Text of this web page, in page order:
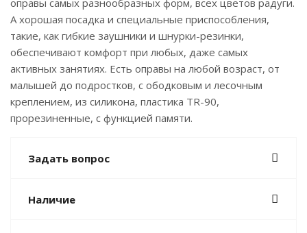
оправы самых разнообразных форм, всех цветов радуги.
А хорошая посадка и специальные приспособления,
такие, как гибкие заушники и шнурки-резинки,
обеспечивают комфорт при любых, даже самых
активных занятиях. Есть оправы на любой возраст, от
малышей до подростков, с ободковым и лесочным
креплением, из силикона, пластика TR-90,
прорезиненные, с функцией памяти.
Задать вопрос
Наличие